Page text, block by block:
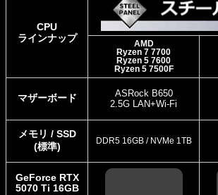
CPU
ラインナップ
AMD
Ryzen 7 7700
Ryzen 5 7600
Ryzen 5 7500F
マザーボード
ASRock B650
2.5G LAN+Wi-Fi
メモリ / SSD
(標準)
DDR5 16GB / NVMe 1TB
GeForce RTX
5070 Ti 16GB